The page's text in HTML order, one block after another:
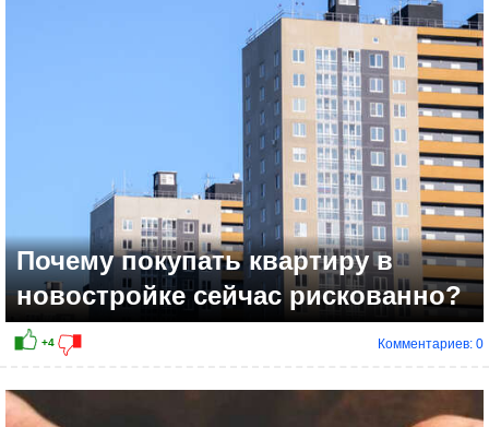
Почему покупать квартиру в
новостройке сейчас рискованно?
Комментариев: 0